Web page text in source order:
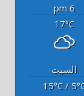
6 pm
17°C
السبت
15°C/ 5